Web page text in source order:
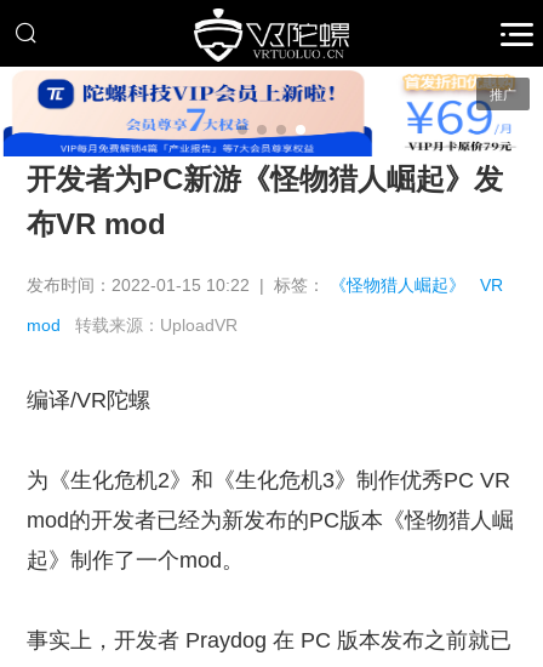
推广
开发者为PC新游《怪物猎人崛起》发
布VR mod
发布时间：2022-01-15 10:22 | 标签： 《怪物猎人崛起》 VR
mod 转载来源：UploadVR
编译/VR陀螺
为《生化危机2》和《生化危机3》制作优秀PC VR
mod的开发者已经为新发布的PC版本《怪物猎人崛
起》制作了一个mod。
事实上，开发者 Praydog 在 PC 版本发布之前就已